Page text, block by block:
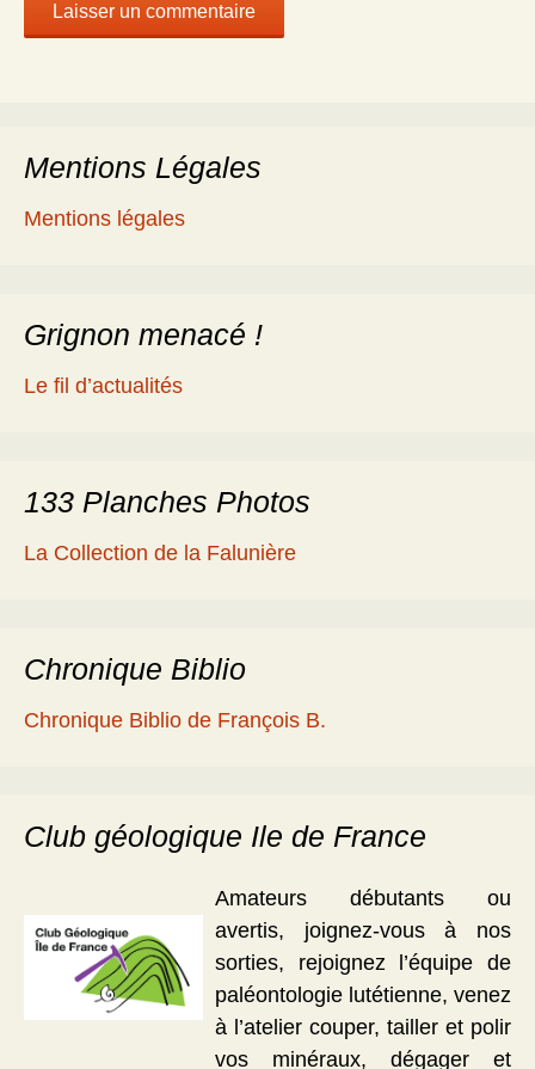
Mentions Légales
Mentions légales
Grignon menacé !
Le fil d’actualités
133 Planches Photos
La Collection de la Falunière
Chronique Biblio
Chronique Biblio de François B.
Club géologique Ile de France
Amateurs débutants ou
avertis, joignez-vous à nos
sorties, rejoignez l’équipe de
paléontologie lutétienne, venez
à l’atelier couper, tailler et polir
vos minéraux, dégager et